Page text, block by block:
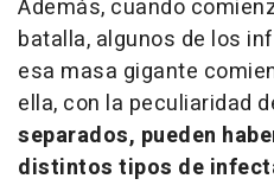
Además, cuando
batalla, algunos de los
esa masa gigante
ella, con la peculiaridad
separados, pueden
distintos tipos de